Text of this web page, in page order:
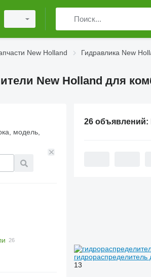
New Holland Гидравлика New
New Holland для
модель,
26 объявлений:
13